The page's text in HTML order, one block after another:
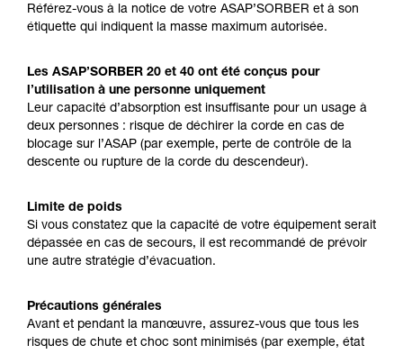
Référez-vous à la notice de votre ASAP’SORBER et à son
étiquette qui indiquent la masse maximum autorisée.
Les ASAP’SORBER 20 et 40 ont été conçus pour
l’utilisation à une personne uniquement
Leur capacité d’absorption est insuffisante pour un usage à
deux personnes : risque de déchirer la corde en cas de
blocage sur l’ASAP (par exemple, perte de contrôle de la
descente ou rupture de la corde du descendeur).
Limite de poids
Si vous constatez que la capacité de votre équipement serait
dépassée en cas de secours, il est recommandé de prévoir
une autre stratégie d’évacuation.
Précautions générales
Avant et pendant la manœuvre, assurez-vous que tous les
risques de chute et choc sont minimisés (par exemple, état